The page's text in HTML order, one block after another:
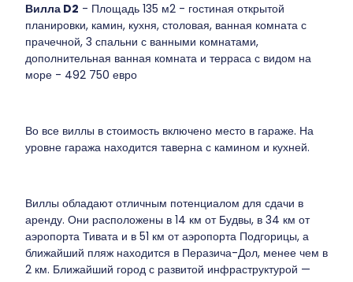
Вилла D2 - Площадь 135 м2 - гостиная открытой
планировки, камин, кухня, столовая, ванная комната с
прачечной, 3 спальни с ванными комнатами,
дополнительная ванная комната и терраса с видом на
море - 492 750 евро
Во все виллы в стоимость включено место в гараже. На
уровне гаража находится таверна с камином и кухней.
Виллы обладают отличным потенциалом для сдачи в
аренду. Они расположены в 14 км от Будвы, в 34 км от
аэропорта Тивата и в 51 км от аэропорта Подгорицы, а
ближайший пляж находится в Перазича-Дол, менее чем в
2 км. Ближайший город с развитой инфраструктурой —